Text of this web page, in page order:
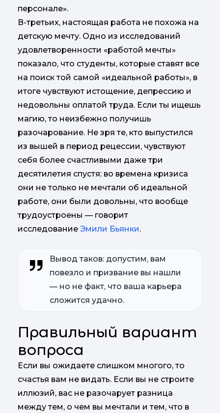
персонале».
В-третьих, настоящая работа не похожа на
детскую мечту. Одно из исследований
удовлетворенности «работой мечты»
показало, что студенты, которые ставят все
на поиск той самой «идеальной работы», в
итоге чувствуют истощение, депрессию и
недовольны оплатой труда. Если ты ищешь
магию, то неизбежно получишь
разочарование. Не зря те, кто выпустился
из вышей в период рецессии, чувствуют
себя более счастливыми даже три
десятилетия спустя: во времена кризиса
они не только не мечтали об идеальной
работе, они были довольны, что вообще
трудоустроены — говорит
исследование Эмили Бьянки.
Вывод таков: допустим, вам
повезло и призвание вы нашли
— но не факт, что ваша карьера
сложится удачно.
Правильный вариант
вопроса
Если вы ожидаете слишком многого, то
счастья вам не видать. Если вы не строите
иллюзий, вас не разочарует разница
между тем, о чем вы мечтали и тем, что в